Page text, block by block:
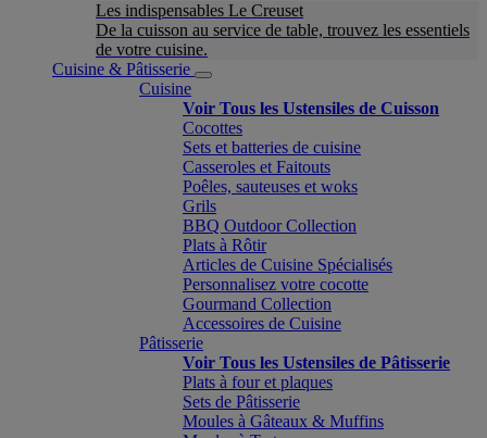
Les indispensables Le Creuset
De la cuisson au service de table, trouvez les essentiels
de votre cuisine.
Cuisine & Pâtisserie
Cuisine
Voir Tous les Ustensiles de Cuisson
Cocottes
Sets et batteries de cuisine
Casseroles et Faitouts
Poêles, sauteuses et woks
Grils
BBQ Outdoor Collection
Plats à Rôtir
Articles de Cuisine Spécialisés
Personnalisez votre cocotte
Gourmand Collection
Accessoires de Cuisine
Pâtisserie
Voir Tous les Ustensiles de Pâtisserie
Plats à four et plaques
Sets de Pâtisserie
Moules à Gâteaux & Muffins